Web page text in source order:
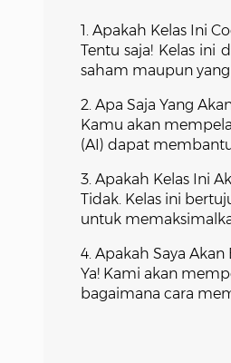
1. Apakah Kelas Ini
Tentu saja! Kelas ini
saham maupun
2. Apa Saja Yang
Kamu akan
(AI) dapat
3. Apakah Kelas Ini
Tidak. Kelas ini
untuk
4. Apakah Saya
Ya! Kami akan
bagaimana cara